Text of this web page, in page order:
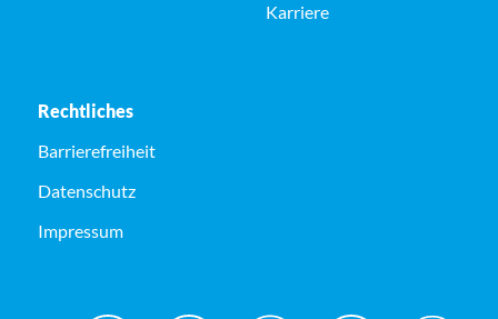
Karriere
Rechtliches
Barrierefreiheit
Datenschutz
Impressum